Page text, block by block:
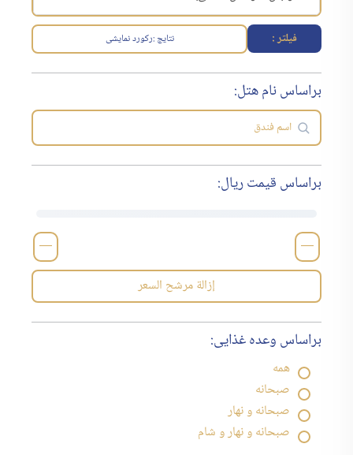
فیلتر : نتایج :رکورد نمایشی
براساس نام هتل:
براساس قیمت ریال:
—
—
إزالة مرشح السعر
براساس وعده غذایی:
همه
صبحانه
صبحانه و نهار
صبحانه و نهار و شام